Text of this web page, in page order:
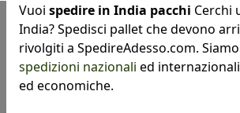
Vuoi spedire in India pacchi Cerchi
India? Spedisci pallet che devono
rivolgiti a SpedireAdesso.com.
spedizioni nazionali ed
ed economiche.